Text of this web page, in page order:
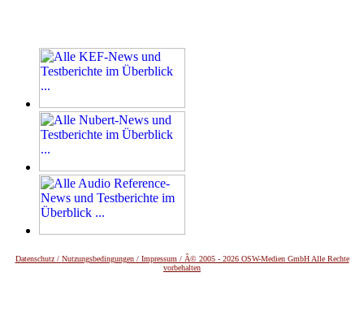
Datenschutz / Nutzungsbedingungen / Impressum / Â© 2005 - 2026 OSW-Medien GmbH Alle Rechte
vorbehalten